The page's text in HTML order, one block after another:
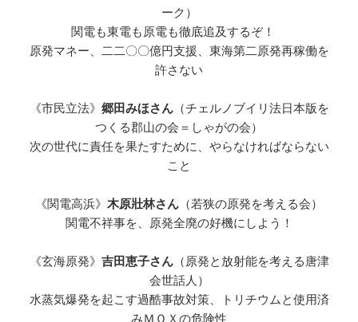
ーク）
関電も東電も原電も徹底追及するぞ！
原発マネー、二二〇〇億円支援、東海第二原発再稼働を
許さない
《市民立法》 郷田みほさん（チェルノブイリ法日本版を
つくる郡山の会＝しゃがの会）
次の世代に責任を果たすために、やらなければならない
こと
《関電高浜》 木原壯林さん （若狭の原発を考える会）
関電不祥事を、原発全廃の好機にしよう！
《玄海原発》 吉田恵子さん（原発と放射能を考える唐津
会世話人）
水蒸気爆発を起こす過酷事故対策、トリチウムと使用済
みＭＯＸの危険性